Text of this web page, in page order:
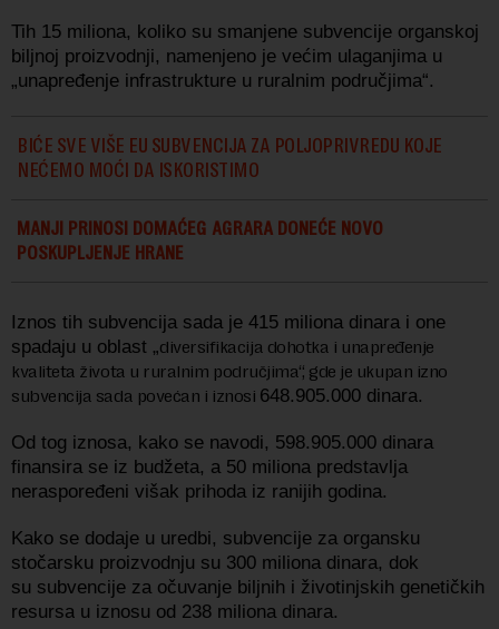
Tih 15 miliona, koliko su smanjene subvencije organskoj
biljnoj proizvodnji, namenjeno je većim ulaganjima u
„unapređenje infrastrukture u ruralnim područjima“.
BIĆE SVE VIŠE EU SUBVENCIJA ZA POLJOPRIVREDU KOJE
NEĆEMO MOĆI DA ISKORISTIMO
MANJI PRINOSI DOMAĆEG AGRARA DONEĆE NOVO
POSKUPLJENJE HRANE
Iznos tih subvencija sada je 415 miliona dinara i one
spadaju u oblast „diversifikacija dohotka i unapređenje
kvaliteta života u ruralnim područjima“, gde je ukupan izno
subvencija sada povećan i iznosi 648.905.000 dinara.
Od tog iznosa, kako se navodi, 598.905.000 dinara
finansira se iz budžeta, a 50 miliona predstavlja
neraspoređeni višak prihoda iz ranijih godina.
Kako se dodaje u uredbi, subvencije za organsku
stočarsku proizvodnju su 300 miliona dinara, dok
su subvencije za očuvanje biljnih i životinjskih genetičkih
resursa u iznosu od 238 miliona dinara.